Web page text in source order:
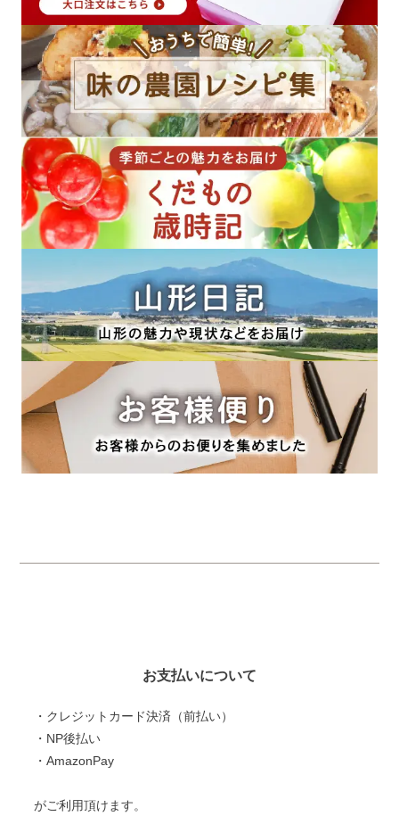
お支払いについて
・クレジットカード決済（前払い）
・NP後払い
・AmazonPay
がご利用頂けます。